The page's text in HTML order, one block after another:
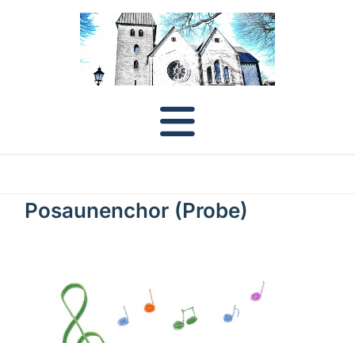
Posaunenchor (Probe)